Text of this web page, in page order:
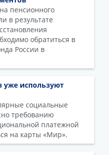
пенсионного
в результате
обратиться в
России в
уже используют
социальные
требованию
платежной
на карты «Мир».